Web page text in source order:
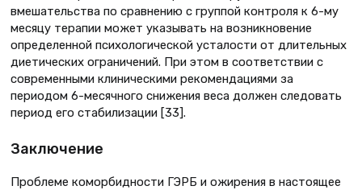
вмешательства по сравнению с группой контроля к 6-му
месяцу терапии может указывать на возникновение
определенной психологической усталости от длительных
диетических ограничений. При этом в соответствии с
современными клиническими рекомендациями за
периодом 6-месячного снижения веса должен следовать
период его стабилизации [33].
Заключение
Проблеме коморбидности ГЭРБ и ожирения в настоящее